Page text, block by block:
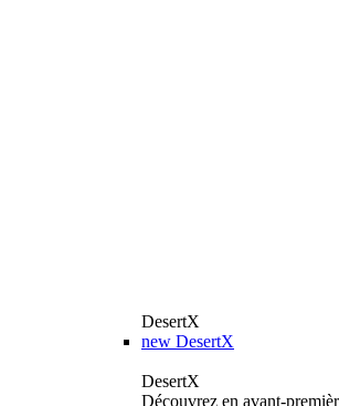
DesertX
new DesertX
DesertX
Découvrez en avant-